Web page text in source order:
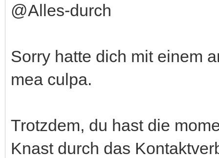
@Alles-durch
Sorry hatte dich mit einem
mea culpa.
Trotzdem, du hast die
Knast durch das